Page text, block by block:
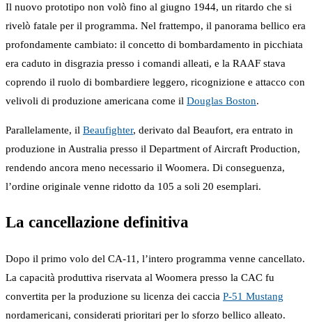
Il nuovo prototipo non volò fino al giugno 1944, un ritardo che si
rivelò fatale per il programma. Nel frattempo, il panorama bellico era
profondamente cambiato: il concetto di bombardamento in picchiata
era caduto in disgrazia presso i comandi alleati, e la RAAF stava
coprendo il ruolo di bombardiere leggero, ricognizione e attacco con
velivoli di produzione americana come il Douglas Boston.
Parallelamente, il Beaufighter, derivato dal Beaufort, era entrato in
produzione in Australia presso il Department of Aircraft Production,
rendendo ancora meno necessario il Woomera. Di conseguenza,
l’ordine originale venne ridotto da 105 a soli 20 esemplari.
La cancellazione definitiva
Dopo il primo volo del CA-11, l’intero programma venne cancellato.
La capacità produttiva riservata al Woomera presso la CAC fu
convertita per la produzione su licenza dei caccia P-51 Mustang
nordamericani, considerati prioritari per lo sforzo bellico alleato.